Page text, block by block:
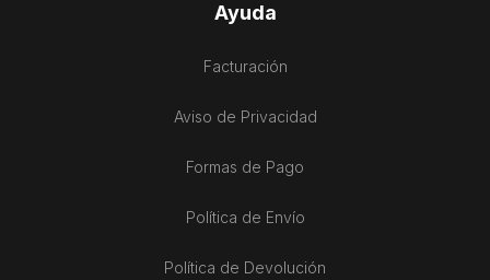
Ayuda
Facturación
Aviso de Privacidad
Formas de Pago
Política de Envío
Política de Devolución